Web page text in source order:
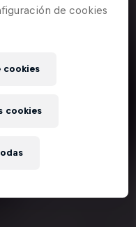
de cookies
cookies
cookies